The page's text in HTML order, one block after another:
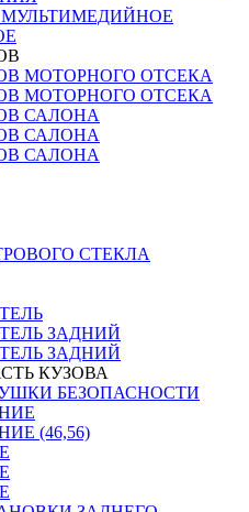
МОТОРНОГО ОТСЕКА
МОТОРНОГО ОТСЕКА
САЛОНА
САЛОНА
САЛОНА
СТЕКЛА
ЗАДНИЙ
ЗАДНИЙ
КУЗОВА
БЕЗОПАСНОСТИ
(46,56)